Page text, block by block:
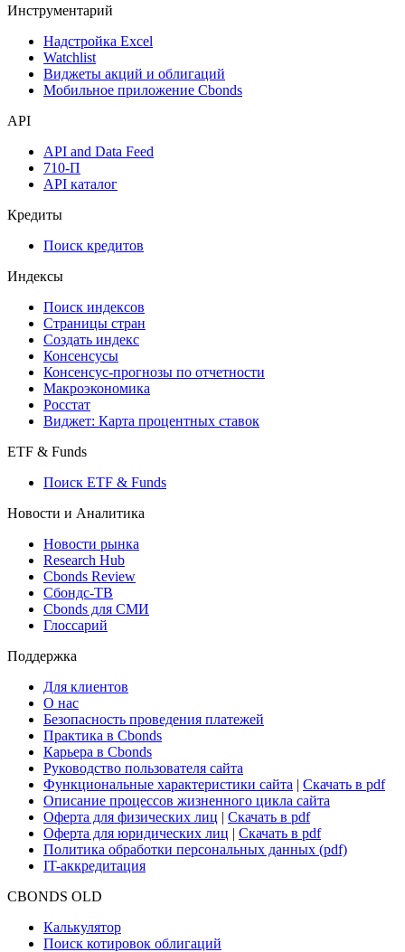
Денежный рынок
Календарь инвестора
Инструментарий
Мобильное приложение Cbonds
API
API and Data Feed
API каталог
Кредиты
Поиск кредитов
Индексы
Поиск индексов
Страницы стран
Создать индекс
Консенсусы
Макроэкономика
Виджет: Карта процентных ставок
ETF & Funds
Поиск ETF & Funds
Новости и Аналитика
Новости рынка
Research Hub
Сбондс-ТВ
Глоссарий
Поддержка
Для клиентов
О нас
Безопасность проведения платежей
Практика в Cbonds
Карьера в Cbonds
Руководство пользователя сайта
Функциональные характеристики сайта|Скачать в pdf
Описание процессов жизненного цикла сайта
Оферта для юридических лиц
IT-аккредитация